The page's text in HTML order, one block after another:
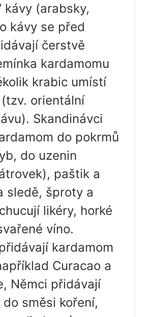
kávy (arabsky,
kávy se před
čerstvě
kardamomu
krabic umístí
orientální
Skandinávci
do pokrmů
do uzenin
paštik a
sledě, šproty a
likéry, horké
víno.
kardamom
Curacao a
Němci přidávají
směsi koření,